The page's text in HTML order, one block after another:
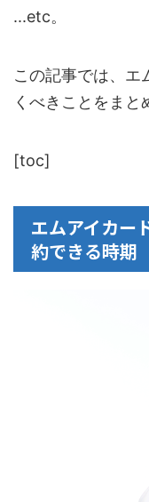
...etc。
この記事では、エ
くべきことをまと
[toc]
エムアイカー
約できる時期